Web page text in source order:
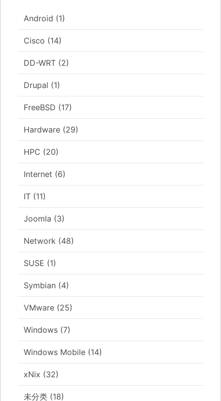
Android (1)
Cisco (14)
DD-WRT (2)
Drupal (1)
FreeBSD (17)
Hardware (29)
HPC (20)
Internet (6)
IT (11)
Joomla (3)
Network (48)
SUSE (1)
Symbian (4)
VMware (25)
Windows (7)
Windows Mobile (14)
xNix (32)
未分类 (18)